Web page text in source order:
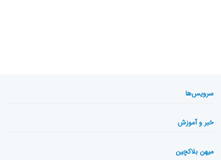
سرویس‌ها
خبر و آموزش
میهن بلاکچین